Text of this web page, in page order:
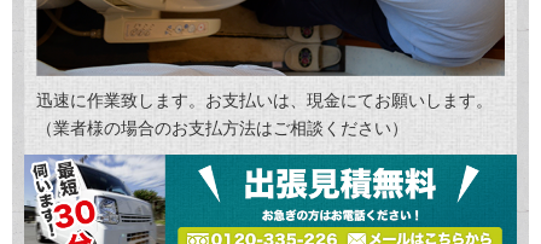
迅速に作業致します。お支払いは、現金にてお願いします。
（業者様の場合のお支払方法はご相談ください）